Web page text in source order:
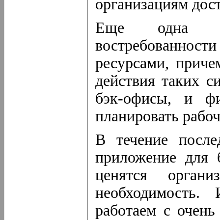
организациям
Еще одна
ресурсами,
действия таких
бэк-офисы, и
планировать
В течение
приложение для
ценятся
работаем с